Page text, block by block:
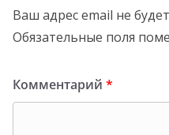
Ваш адрес email не
Обязательные поля
Комментарий *